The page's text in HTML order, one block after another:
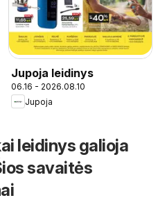
Jupoja leidinys
06.16 - 2026.08.10
Jupoja
leidinys galioja
savaitės